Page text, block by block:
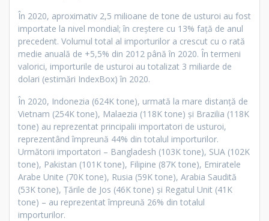
În 2020, aproximativ 2,5 milioane de tone de usturoi au fost
importate la nivel mondial; în creștere cu 13% față de anul
precedent. Volumul total al importurilor a crescut cu o rată
medie anuală de +5,5% din 2012 până în 2020. În termeni
valorici, importurile de usturoi au totalizat 3 miliarde de
dolari (estimări IndexBox) în 2020.
În 2020, Indonezia (624K tone), urmată la mare distanță de
Vietnam (254K tone), Malaezia (118K tone) și Brazilia (118K
tone) au reprezentat principalii importatori de usturoi,
reprezentând împreună 44% din totalul importurilor.
Următorii importatori – Bangladesh (103K tone), SUA (102K
tone), Pakistan (101K tone), Filipine (87K tone), Emiratele
Arabe Unite (70K tone), Rusia (59K tone), Arabia Saudită
(53K tone), Țările de Jos (46K tone) și Regatul Unit (41K
tone) – au reprezentat împreună 26% din totalul
importurilor.